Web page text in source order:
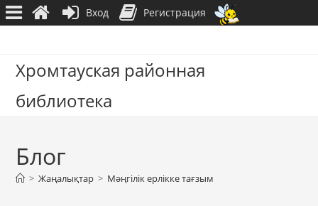
содержимому
Хромтауская районная
библиотека
Блог
> Жаңалықтар > Мәңгілік ерлікке тағзым
Вход Регистрация